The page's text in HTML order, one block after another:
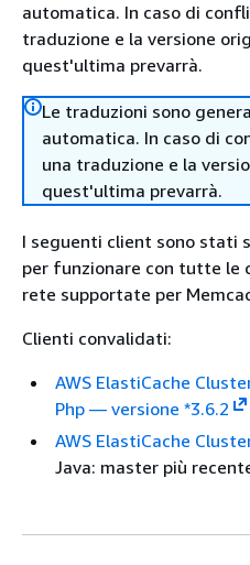
automatica. In caso di
traduzione e la versione
quest'ultima prevarrà.
Le traduzioni sono
automatica. In caso di
una traduzione e la
quest'ultima prevarrà.
I seguenti client sono stati
per funzionare con tutte le
rete supportate per
Clienti convalidati:
AWS ElastiCache
Php — versione *3.6.2
AWS ElastiCache
Java: master più